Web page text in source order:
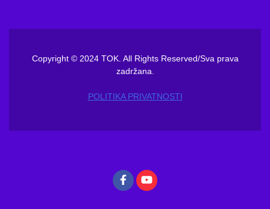
Copyright © 2024 TOK. All Rights Reserved/Sva prava
zadržana.
POLITIKA PRIVATNOSTI